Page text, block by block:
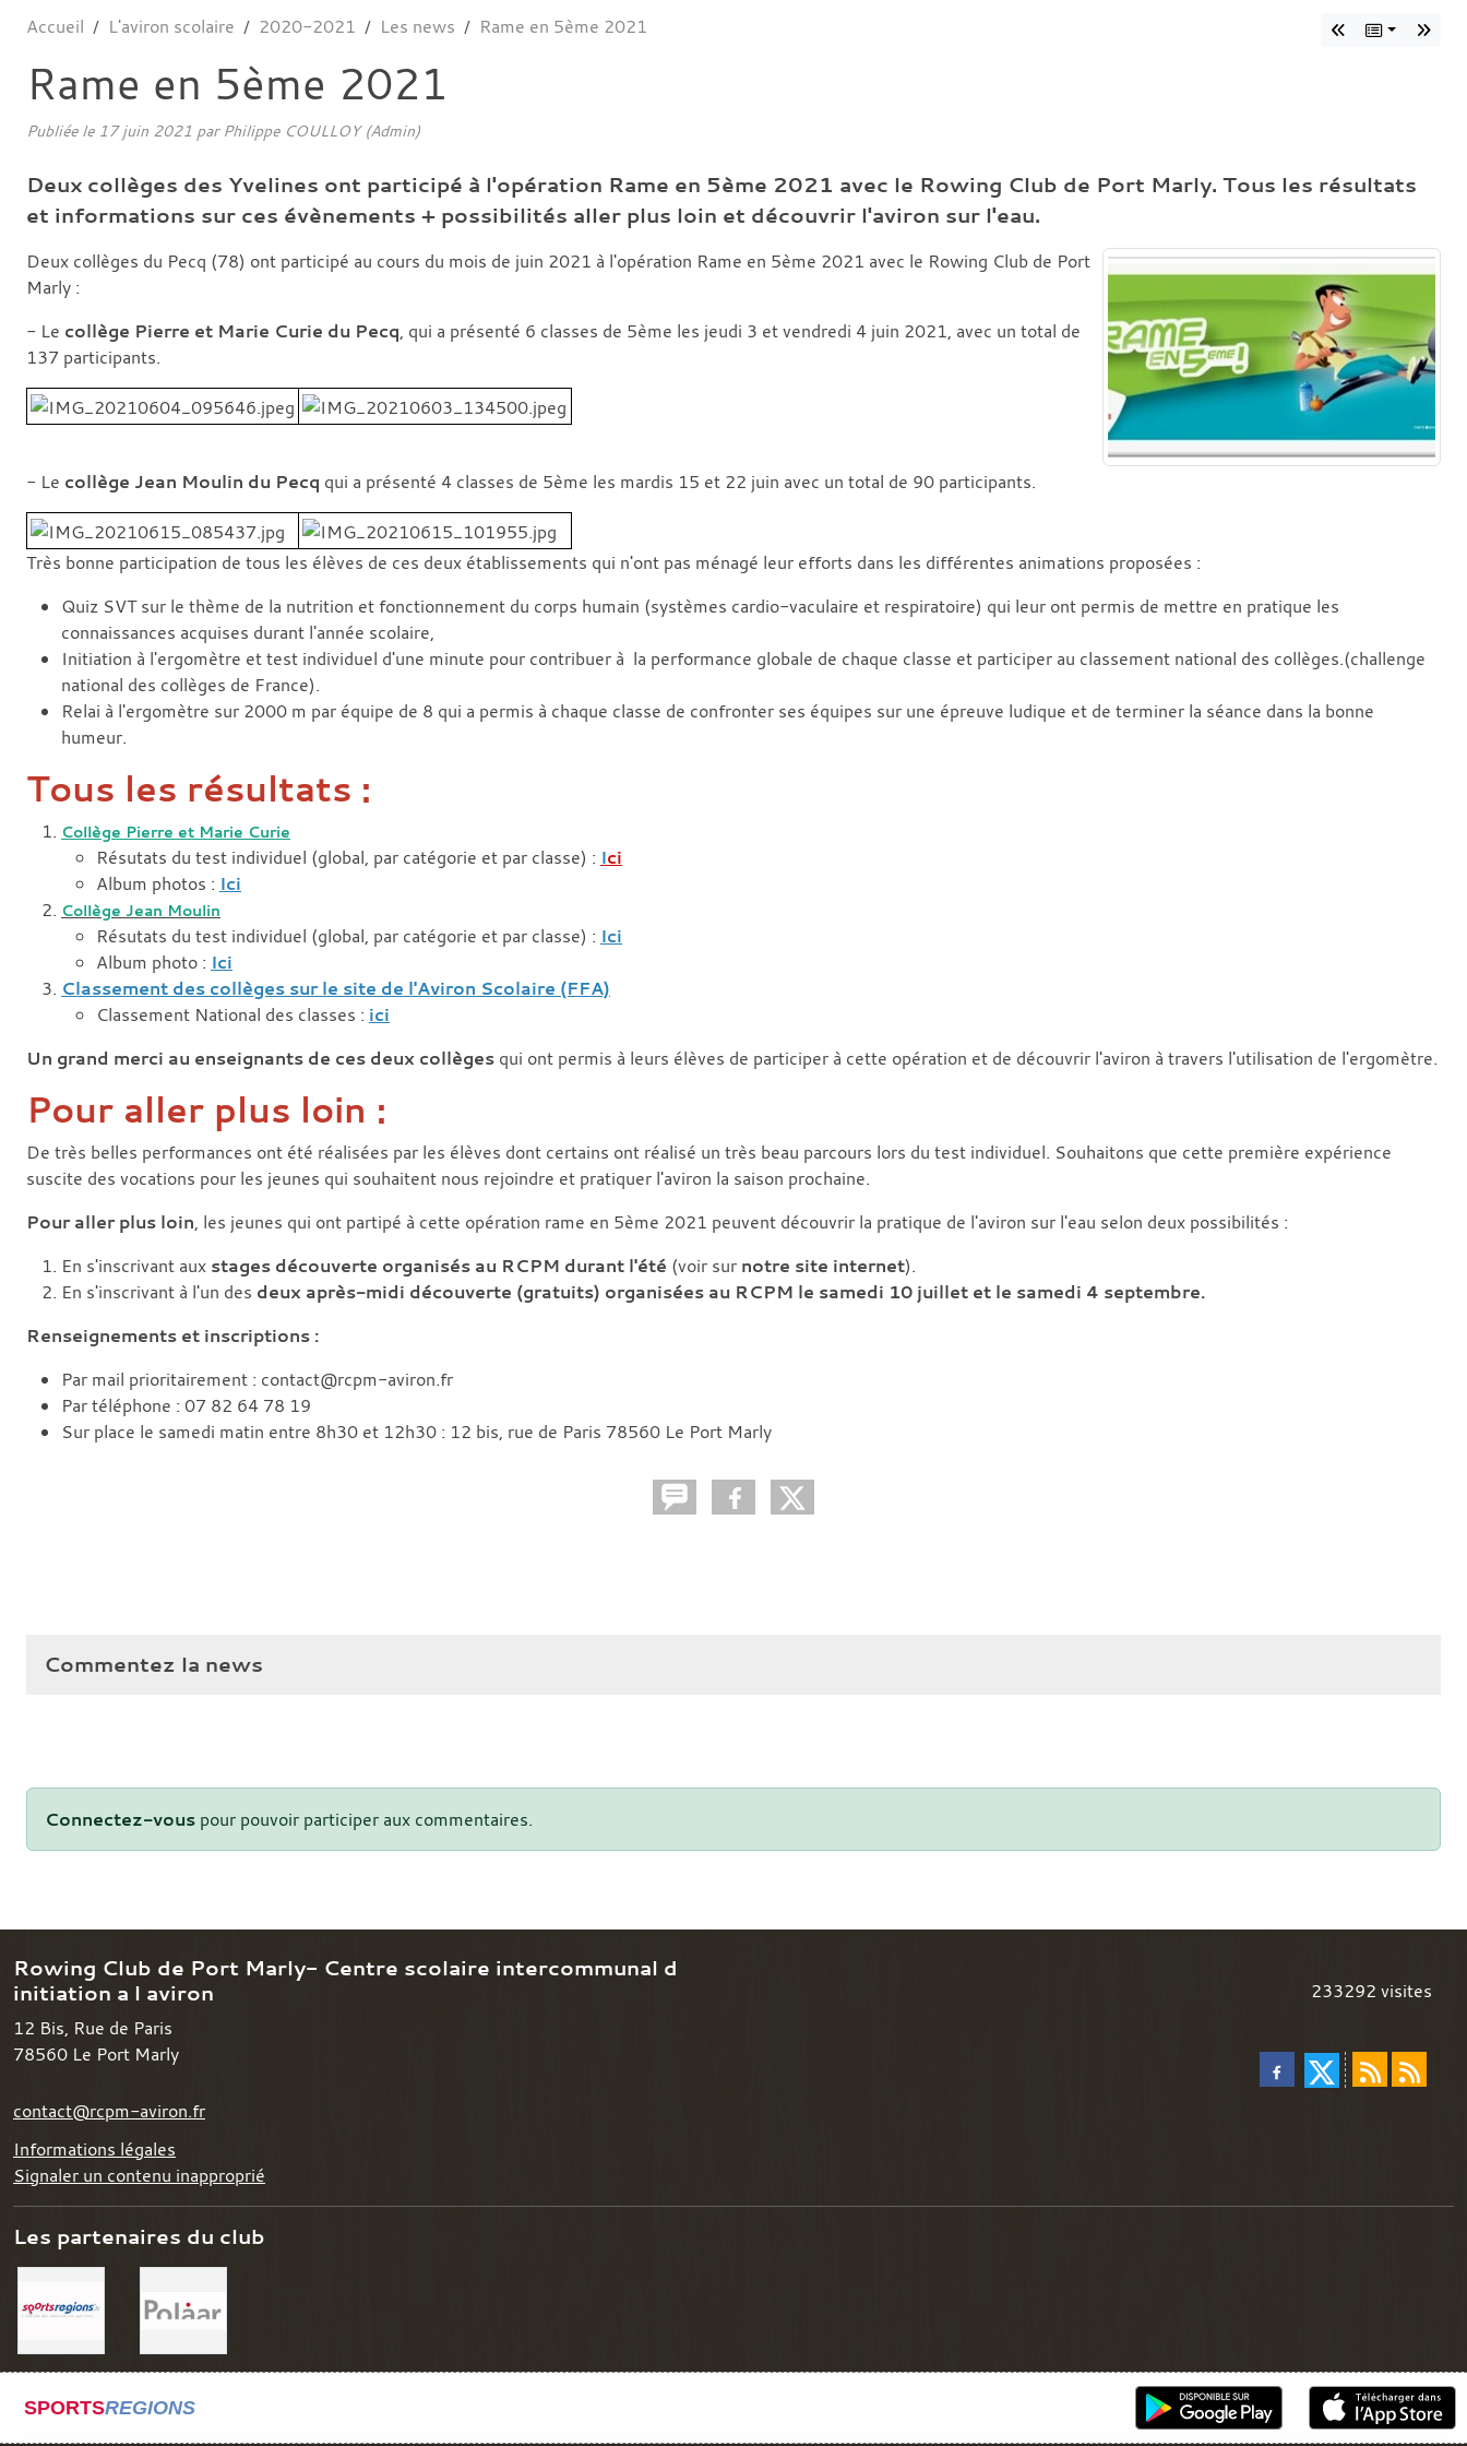
Accueil L'aviron scolaire 2020-2021 Les news Rame en 5ème 2021
Rame en 5ème 2021
Publiée le 17 juin 2021 par Philippe COULLOY (Admin)
Deux collèges des Yvelines ont participé à l'opération Rame en 5ème 2021 avec le Rowing Club de Port Marly. Tous les résultats
et informations sur ces évènements + possibilités aller plus loin et découvrir l'aviron sur l'eau.
Deux collèges du Pecq (78) ont participé au cours du mois de juin 2021 à l'opération Rame en 5ème 2021 avec le Rowing Club de Port
Marly :
- Le collège Pierre et Marie Curie du Pecq, qui a présenté 6 classes de 5ème les jeudi 3 et vendredi 4 juin 2021, avec un total de
137 participants.
- Le collège Jean Moulin du Pecq qui a présenté 4 classes de 5ème les mardis 15 et 22 juin avec un total de 90 participants.
Très bonne participation de tous les élèves de ces deux établissements qui n'ont pas ménagé leur efforts dans les différentes animations proposées :
Quiz SVT sur le thème de la nutrition et fonctionnement du corps humain (systèmes cardio-vaculaire et respiratoire) qui leur ont permis de mettre en pratique les
connaissances acquises durant l'année scolaire,
Initiation à l'ergomètre et test individuel d'une minute pour contribuer à la performance globale de chaque classe et participer au classement national des collèges.(challenge
national des collèges de France).
Relai à l'ergomètre sur 2000 m par équipe de 8 qui a permis à chaque classe de confronter ses équipes sur une épreuve ludique et de terminer la séance dans la bonne
humeur.
Tous les résultats :
Collège Pierre et Marie Curie
Résutats du test individuel (global, par catégorie et par classe) : Ici
Album photos : Ici
Collège Jean Moulin
Résutats du test individuel (global, par catégorie et par classe) : Ici
Album photo : Ici
Classement des collèges sur le site de l'Aviron Scolaire (FFA)
Classement National des classes : ici
Un grand merci au enseignants de ces deux collèges qui ont permis à leurs élèves de participer à cette opération et de découvrir l'aviron à travers l'utilisation de l'ergomètre.
Pour aller plus loin :
De très belles performances ont été réalisées par les élèves dont certains ont réalisé un très beau parcours lors du test individuel. Souhaitons que cette première expérience
suscite des vocations pour les jeunes qui souhaitent nous rejoindre et pratiquer l'aviron la saison prochaine.
Pour aller plus loin, les jeunes qui ont partipé à cette opération rame en 5ème 2021 peuvent découvrir la pratique de l'aviron sur l'eau selon deux possibilités :
En s'inscrivant aux stages découverte organisés au RCPM durant l'été (voir sur notre site internet).
En s'inscrivant à l'un des deux après-midi découverte (gratuits) organisées au RCPM le samedi 10 juillet et le samedi 4 septembre.
Renseignements et inscriptions :
Par mail prioritairement : contact@rcpm-aviron.fr
Par téléphone : 07 82 64 78 19
Sur place le samedi matin entre 8h30 et 12h30 : 12 bis, rue de Paris 78560 Le Port Marly
Commentez la news
Connectez-vous pour pouvoir participer aux commentaires.
Rowing Club de Port Marly- Centre scolaire intercommunal d
initiation a l aviron
12 Bis, Rue de Paris
78560 Le Port Marly
contact@rcpm-aviron.fr
Informations légales
Signaler un contenu inapproprié
233292 visites
Les partenaires du club
SPORTSREGIONS